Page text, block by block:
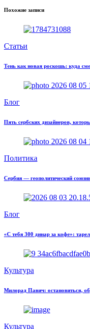
Похожие записи
Статьи
Тень как новая роскошь: куда
Блог
Пять сербских дизайнеров,
Политика
Сербия — геополитический
Блог
«С тебя 300 динар за кофе»:
Культура
Милорад Павич: остановиться,
Культура